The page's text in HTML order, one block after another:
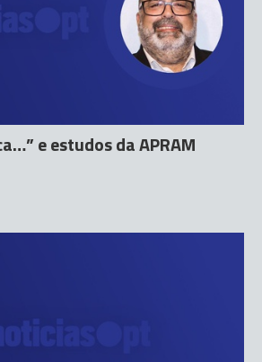
e estudos da APRAM